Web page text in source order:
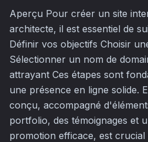
Aperçu Pour créer un site
architecte, il est essentiel de
Définir vos objectifs Choisir
Sélectionner un nom de
attrayant Ces étapes sont
une présence en ligne solide.
conçu, accompagné
portfolio, des témoignages et
promotion efficace, est